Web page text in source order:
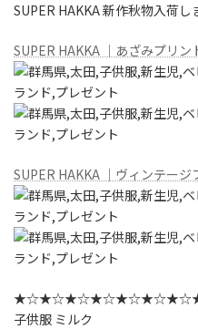
SUPER HAKKA 新作秋物入荷し
SUPER HAKKA ｜あざみプリ
SUPER HAKKA ｜ヴィンテー
子供服 ミルク